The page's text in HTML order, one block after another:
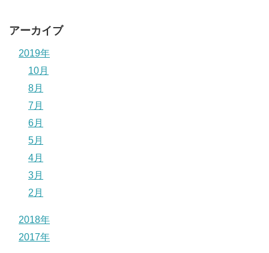
アーカイブ
2019年
10月
8月
7月
6月
5月
4月
3月
2月
2018年
2017年